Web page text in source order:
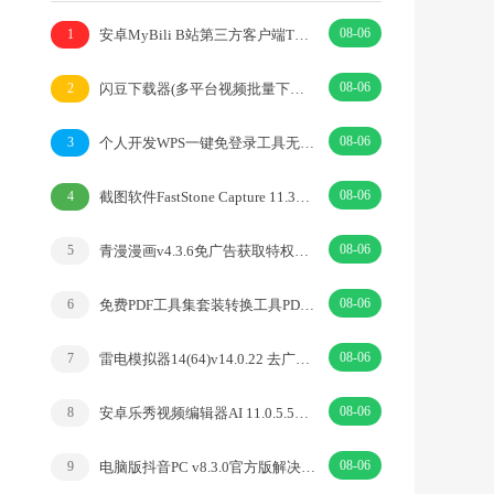
1 安卓MyBili B站第三方客户端TV版v1.6.9 08-06
2 闪豆下载器(多平台视频批量下载器)v2026.07.29 08-06
3 个人开发WPS一键免登录工具无需登录账号 08-06
4 截图软件FastStone Capture 11.3中文绿色版 08-06
5 青漫漫画v4.3.6免广告获取特权重制修复版 08-06
6 免费PDF工具集套装转换工具PDFgear v2.1.18 08-06
7 雷电模拟器14(64)v14.0.22 去广告绿色纯净版 08-06
8 安卓乐秀视频编辑器AI 11.0.5.5去广告解锁VIP版 08-06
9 电脑版抖音PC v8.3.0官方版解决网页切换烦恼 08-06